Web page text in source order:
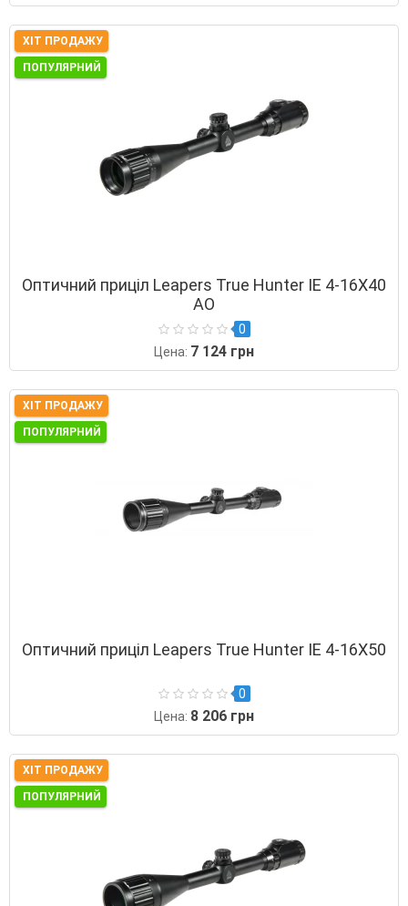
ХІТ ПРОДАЖУ
ПОПУЛЯРНИЙ
Оптичний приціл Leapers True Hunter ІЕ 4-16Х40
AO
0
Цена: 7 124 грн
ХІТ ПРОДАЖУ
ПОПУЛЯРНИЙ
Оптичний приціл Leapers True Hunter ІЕ 4-16Х50
0
Цена: 8 206 грн
ХІТ ПРОДАЖУ
ПОПУЛЯРНИЙ